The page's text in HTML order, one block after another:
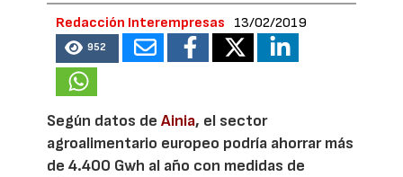
Redacción Interempresas 13/02/2019
952
Según datos deAinia, el sector
agroalimentario europeo podría ahorrar más
de 4.400 Gwh al año con medidas de